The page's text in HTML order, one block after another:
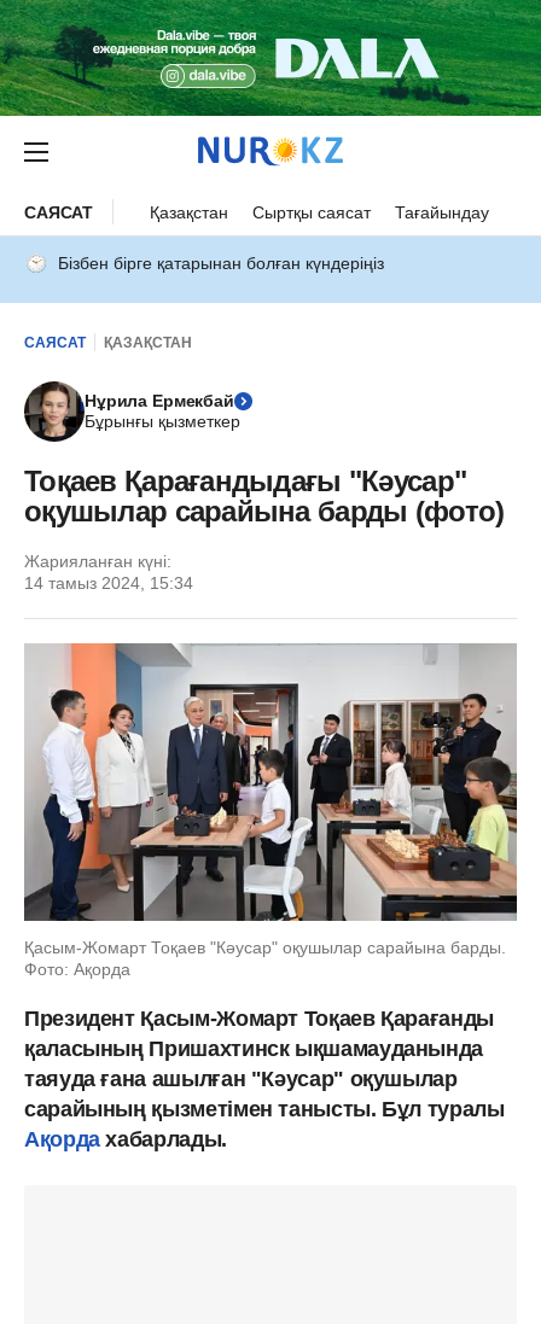
САЯСАТ Қазақстан Сыртқы саясат Тағайындау
Бізбен бірге қатарынан болған күндеріңіз
САЯСАТ ҚАЗАҚСТАН
Нұрила Ермекбай
Бұрынғы қызметкер
Тоқаев Қарағандыдағы "Кәусар"
оқушылар сарайына барды (фото)
Жарияланған күні:
14 тамыз 2024, 15:34
Қасым-Жомарт Тоқаев "Кәусар" оқушылар сарайына барды.
Фото: Ақорда
Президент Қасым-Жомарт Тоқаев Қарағанды
қаласының Пришахтинск ықшамауданында
таяуда ғана ашылған "Кәусар" оқушылар
сарайының қызметімен танысты. Бұл туралы
Ақордахабарлады.